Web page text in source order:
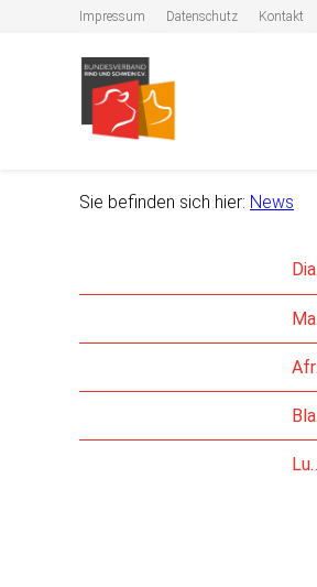
Impressum Datenschutz Kontakt
Sie befinden sich hier: News
Dialog Rind und Schwein
Maul- und­ Klauenseuche­ (MKS)
Afrikanische Schweinepest (ASP)
Blauzungenkrankheit (BTV)
Lumpy-Skin-Desease (LSD)